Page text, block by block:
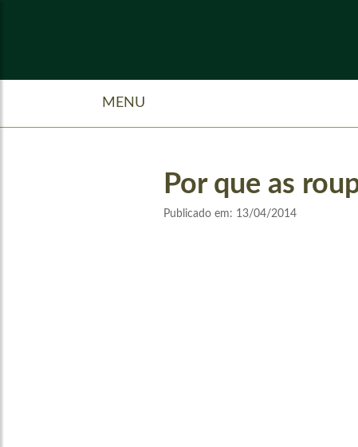
MENU
Por que as
Publicado em: 13/04/2014